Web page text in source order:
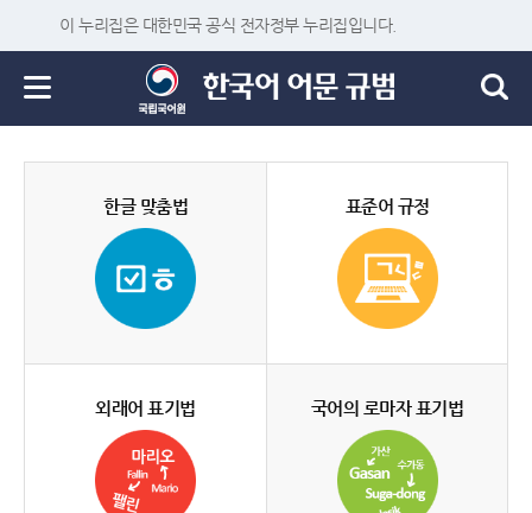
이 누리집은 대한민국 공식 전자정부 누리집입니다.
한글 맞춤법 표준어 규정
외래어 표기법 국어의 로마자 표기법